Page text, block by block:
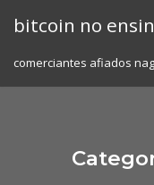
bitcoin no
comerciantes afiados